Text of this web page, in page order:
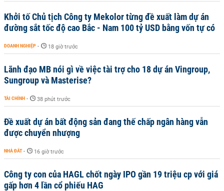
Khởi tố Chủ tịch Công ty Mekolor từng đề xuất làm dự án
đường sắt tốc độ cao Bắc - Nam 100 tỷ USD bằng vốn tự có
DOANH NGHIỆP - 18 giờ trước
Lãnh đạo MB nói gì về việc tài trợ cho 18 dự án Vingroup,
Sungroup và Masterise?
TÀI CHÍNH - 38 phút trước
Đề xuất dự án bất động sản đang thế chấp ngân hàng vẫn
được chuyển nhượng
NHÀ ĐẤT - 16 giờ trước
Công ty con của HAGL chốt ngày IPO gần 19 triệu cp với giá
gấp hơn 4 lần cổ phiếu HAG